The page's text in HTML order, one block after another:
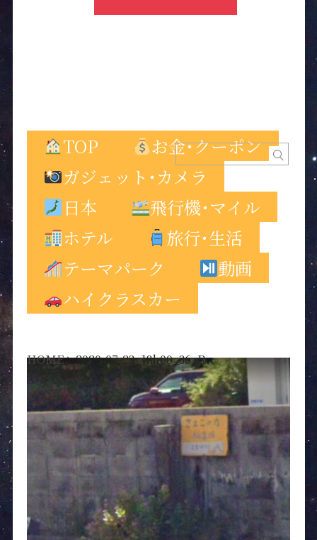
TOP
お金･クーポン
ガジェット･カメラ
日本
飛行機･マイル
ホテル
旅行･生活
テーマパーク
動画
ハイクラスカー
HOME>2020-07-23_18h00_36_R